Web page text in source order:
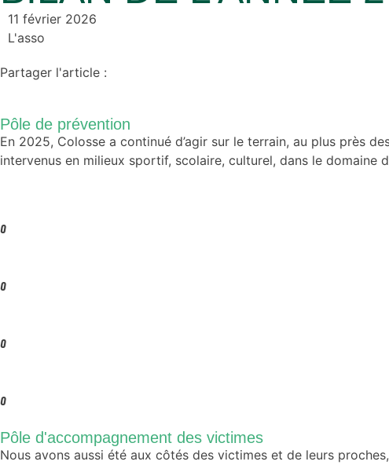
11 février 2026
L'asso
Partager l'article :
Pôle de prévention
En 2025, Colosse a continué d’agir sur le terrain, au plus près
intervenus en milieux sportif, scolaire, culturel, dans le domaine
0
0
0
0
Pôle d'accompagnement des victimes
Nous avons aussi été aux côtés des victimes et de leurs